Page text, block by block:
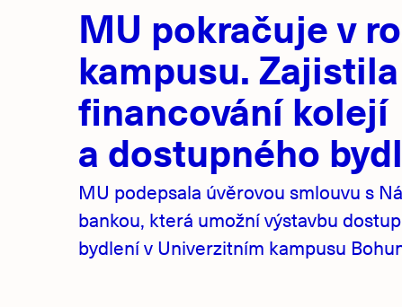
novinky
MU pokračuje v
kampusu. Zajistila
financování kolejí
a dostupného
MU podepsala úvěrovou smlouvu s
bankou, která umožní výstavbu
bydlení v Univerzitním kampusu